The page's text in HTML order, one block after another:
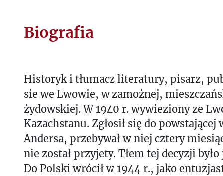
Biografia
Historyk i tłumacz literatury, pisarz,
sie we Lwowie, w zamożnej,
żydowskiej. W 1940 r. wywieziony ze
Kazachstanu. Zgłosił się do powstającej
Andersa, przebywał w niej cztery
nie został przyjety. Tłem tej decyzji
Do Polski wrócił w 1944 r., jako